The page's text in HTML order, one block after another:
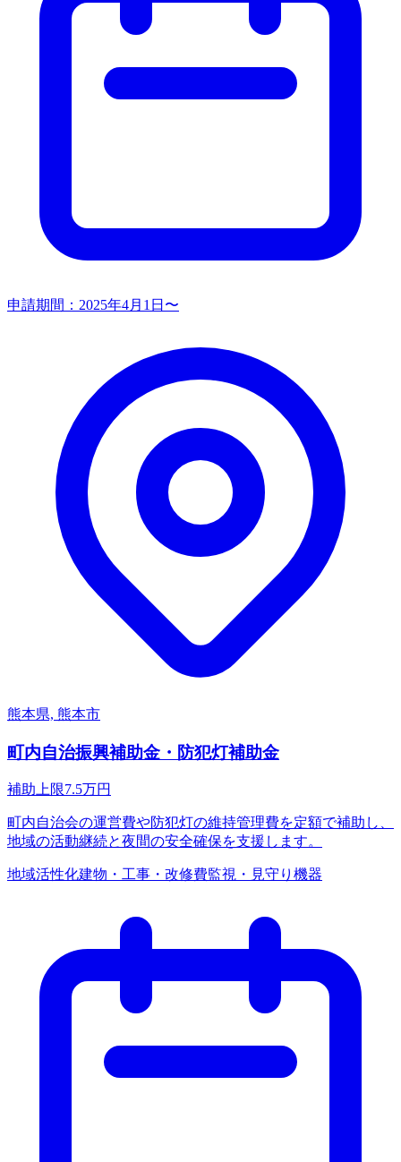
申請期間： 2025年4月1日〜
熊本県, 熊本市
町内自治振興補助金・防犯灯補助金
補助上限7.5万円
町内自治会の運営費や防犯灯の維持管理費を定額で補助し、
地域の活動継続と夜間の安全確保を支援します。
地域活性化建物・工事・改修費監視・見守り機器